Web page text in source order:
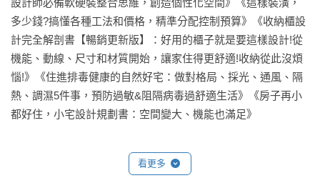
設計師必備軟硬裝整合思維，創造個性化空間》《這樣裝潢，
多少錢?搞懂各種工法和價格，精準分配控制預算》《收納櫃設
計完全解剖書【暢銷更新版】：好用的櫃子就是要這樣設計!從
機能、動線、尺寸和材質開始，讓家住得更舒適!收納從此沒煩
惱!》《住進排毒健康的自然好宅：做對格局、採光、通風、隔
熱、調濕5件事，預防過敏&阻隔病毒過舒適生活》《房子再小
都好住，小宅設計規劃書：空間變大、機能也滿足》
看更多